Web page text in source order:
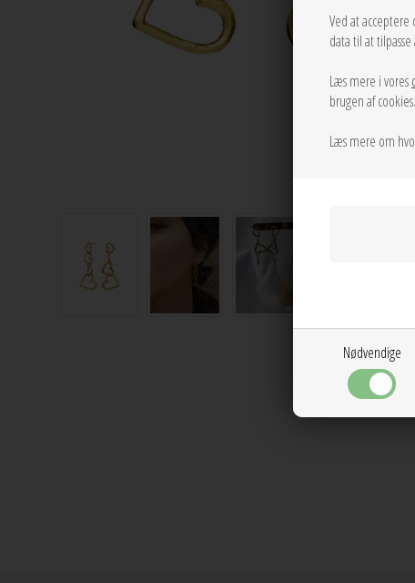
Ved at
data til at
Læs mere i vores
brugen af cookies.
Læs mere om
Nødvendige